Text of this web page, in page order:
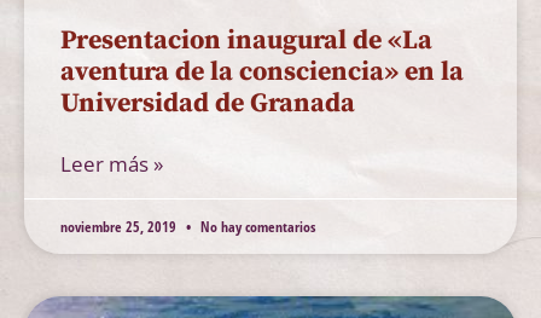
Presentacion inaugural de «La
aventura de la consciencia» en la
Universidad de Granada
Leer más »
noviembre 25, 2019 No hay comentarios